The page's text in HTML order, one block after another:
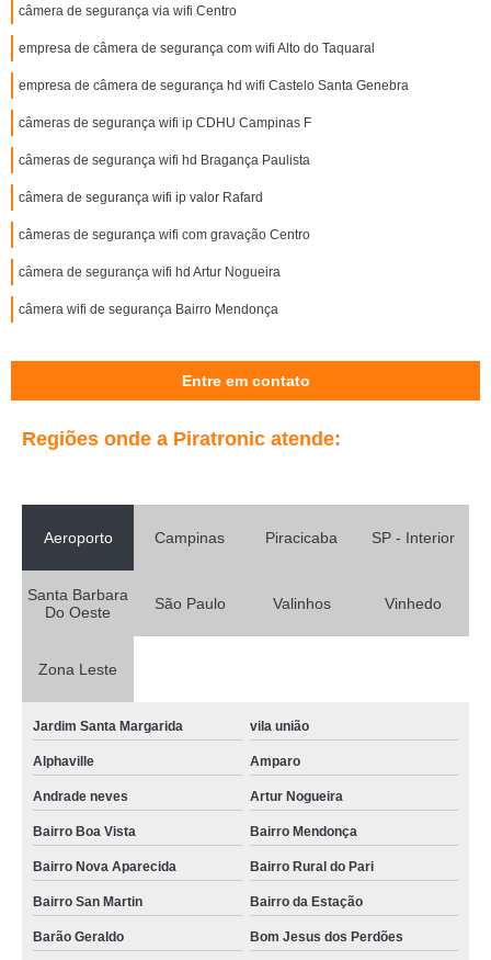
câmera de segurança via wifi Centro
empresa de câmera de segurança com wifi Alto do Taquaral
empresa de câmera de segurança hd wifi Castelo Santa Genebra
câmeras de segurança wifi ip CDHU Campinas F
câmeras de segurança wifi hd Bragança Paulista
câmera de segurança wifi ip valor Rafard
câmeras de segurança wifi com gravação Centro
câmera de segurança wifi hd Artur Nogueira
câmera wifi de segurança Bairro Mendonça
Entre em contato
Regiões onde a Piratronic atende:
Aeroporto Campinas Piracicaba SP - Interior
Santa Barbara
Do Oeste
São Paulo Valinhos Vinhedo
Zona Leste
Jardim Santa Margarida vila união
Alphaville Amparo
Andrade neves Artur Nogueira
Bairro Boa Vista Bairro Mendonça
Bairro Nova Aparecida Bairro Rural do Pari
Bairro San Martin Bairro da Estação
Barão Geraldo Bom Jesus dos Perdões